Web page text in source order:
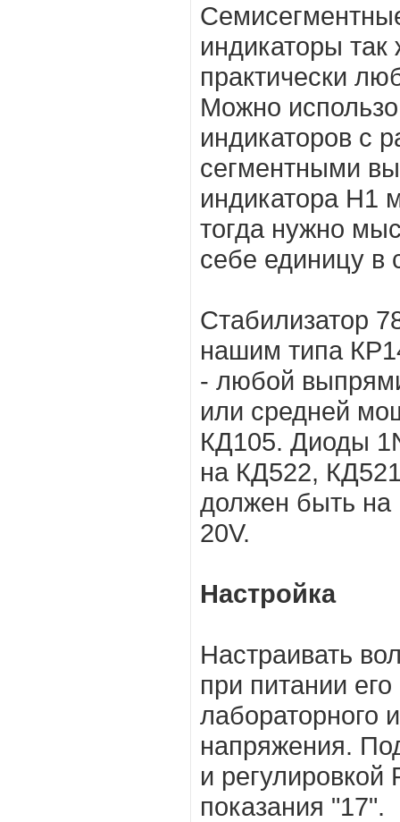
индикаторы
практически
Можно
индикаторов с
сегментными
индикатора Н1
тогда нужно
себе единицу в
Стабилизатор
нашим типа
- любой
или средней
КД105. Диоды
на КД522,
должен быть
20V.
Настройка
Настраивать
при питании
лабораторного
напряжения.
и регулировкой
показания "17".